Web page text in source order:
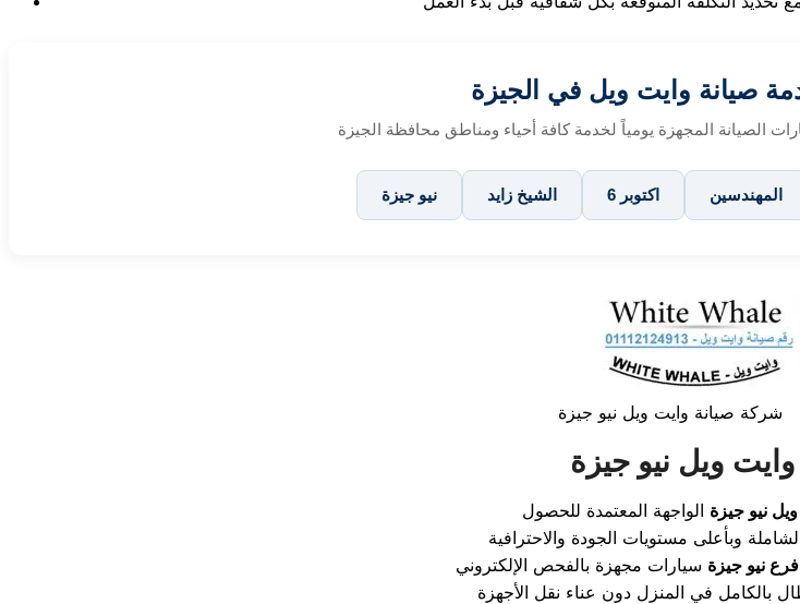
صيانة وايت ويل في الجيزة
نيو جيزة الشيخ زايد 6 اكتوبر المهندسين
شركة صيانة وايت ويل نيو جيزة
ويل نيو جيزة
نيو جيزة الواجهة المعتمدة للحصول
نيو جيزة سيارات مجهزة بالفحص الإلكتروني